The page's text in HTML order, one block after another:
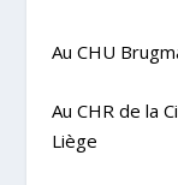
Au CHU
Au CHR de la
Liège